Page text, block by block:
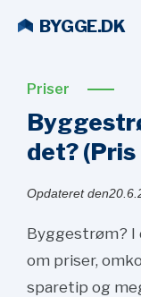
BYGGE.DK
Priser
det? (Pris
Opdateret den
Byggestrøm? I
om priser,
sparetip og